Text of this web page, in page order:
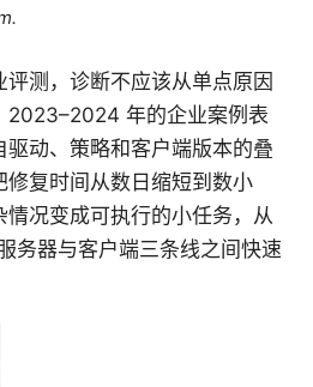
测，诊断不应该从单点原因
2023–2024 年的企业案例表
动、策略和客户端版本的叠
复时间从数日缩短到数小
况变成可执行的小任务，从
务器与客户端三条线之间快速